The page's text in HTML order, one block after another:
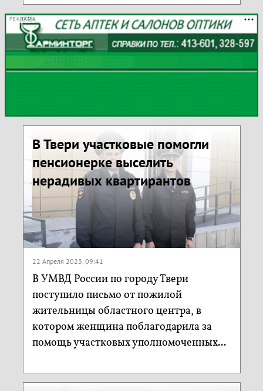
РЕКЛАМА
В Твери участковые помогли
пенсионерке выселить
нерадивых квартирантов
22 Апреля 2023, 09:41
В УМВД России по городу Твери
поступило письмо от пожилой
жительницы областного центра, в
котором женщина поблагодарила за
помощь участковых уполномоченных...